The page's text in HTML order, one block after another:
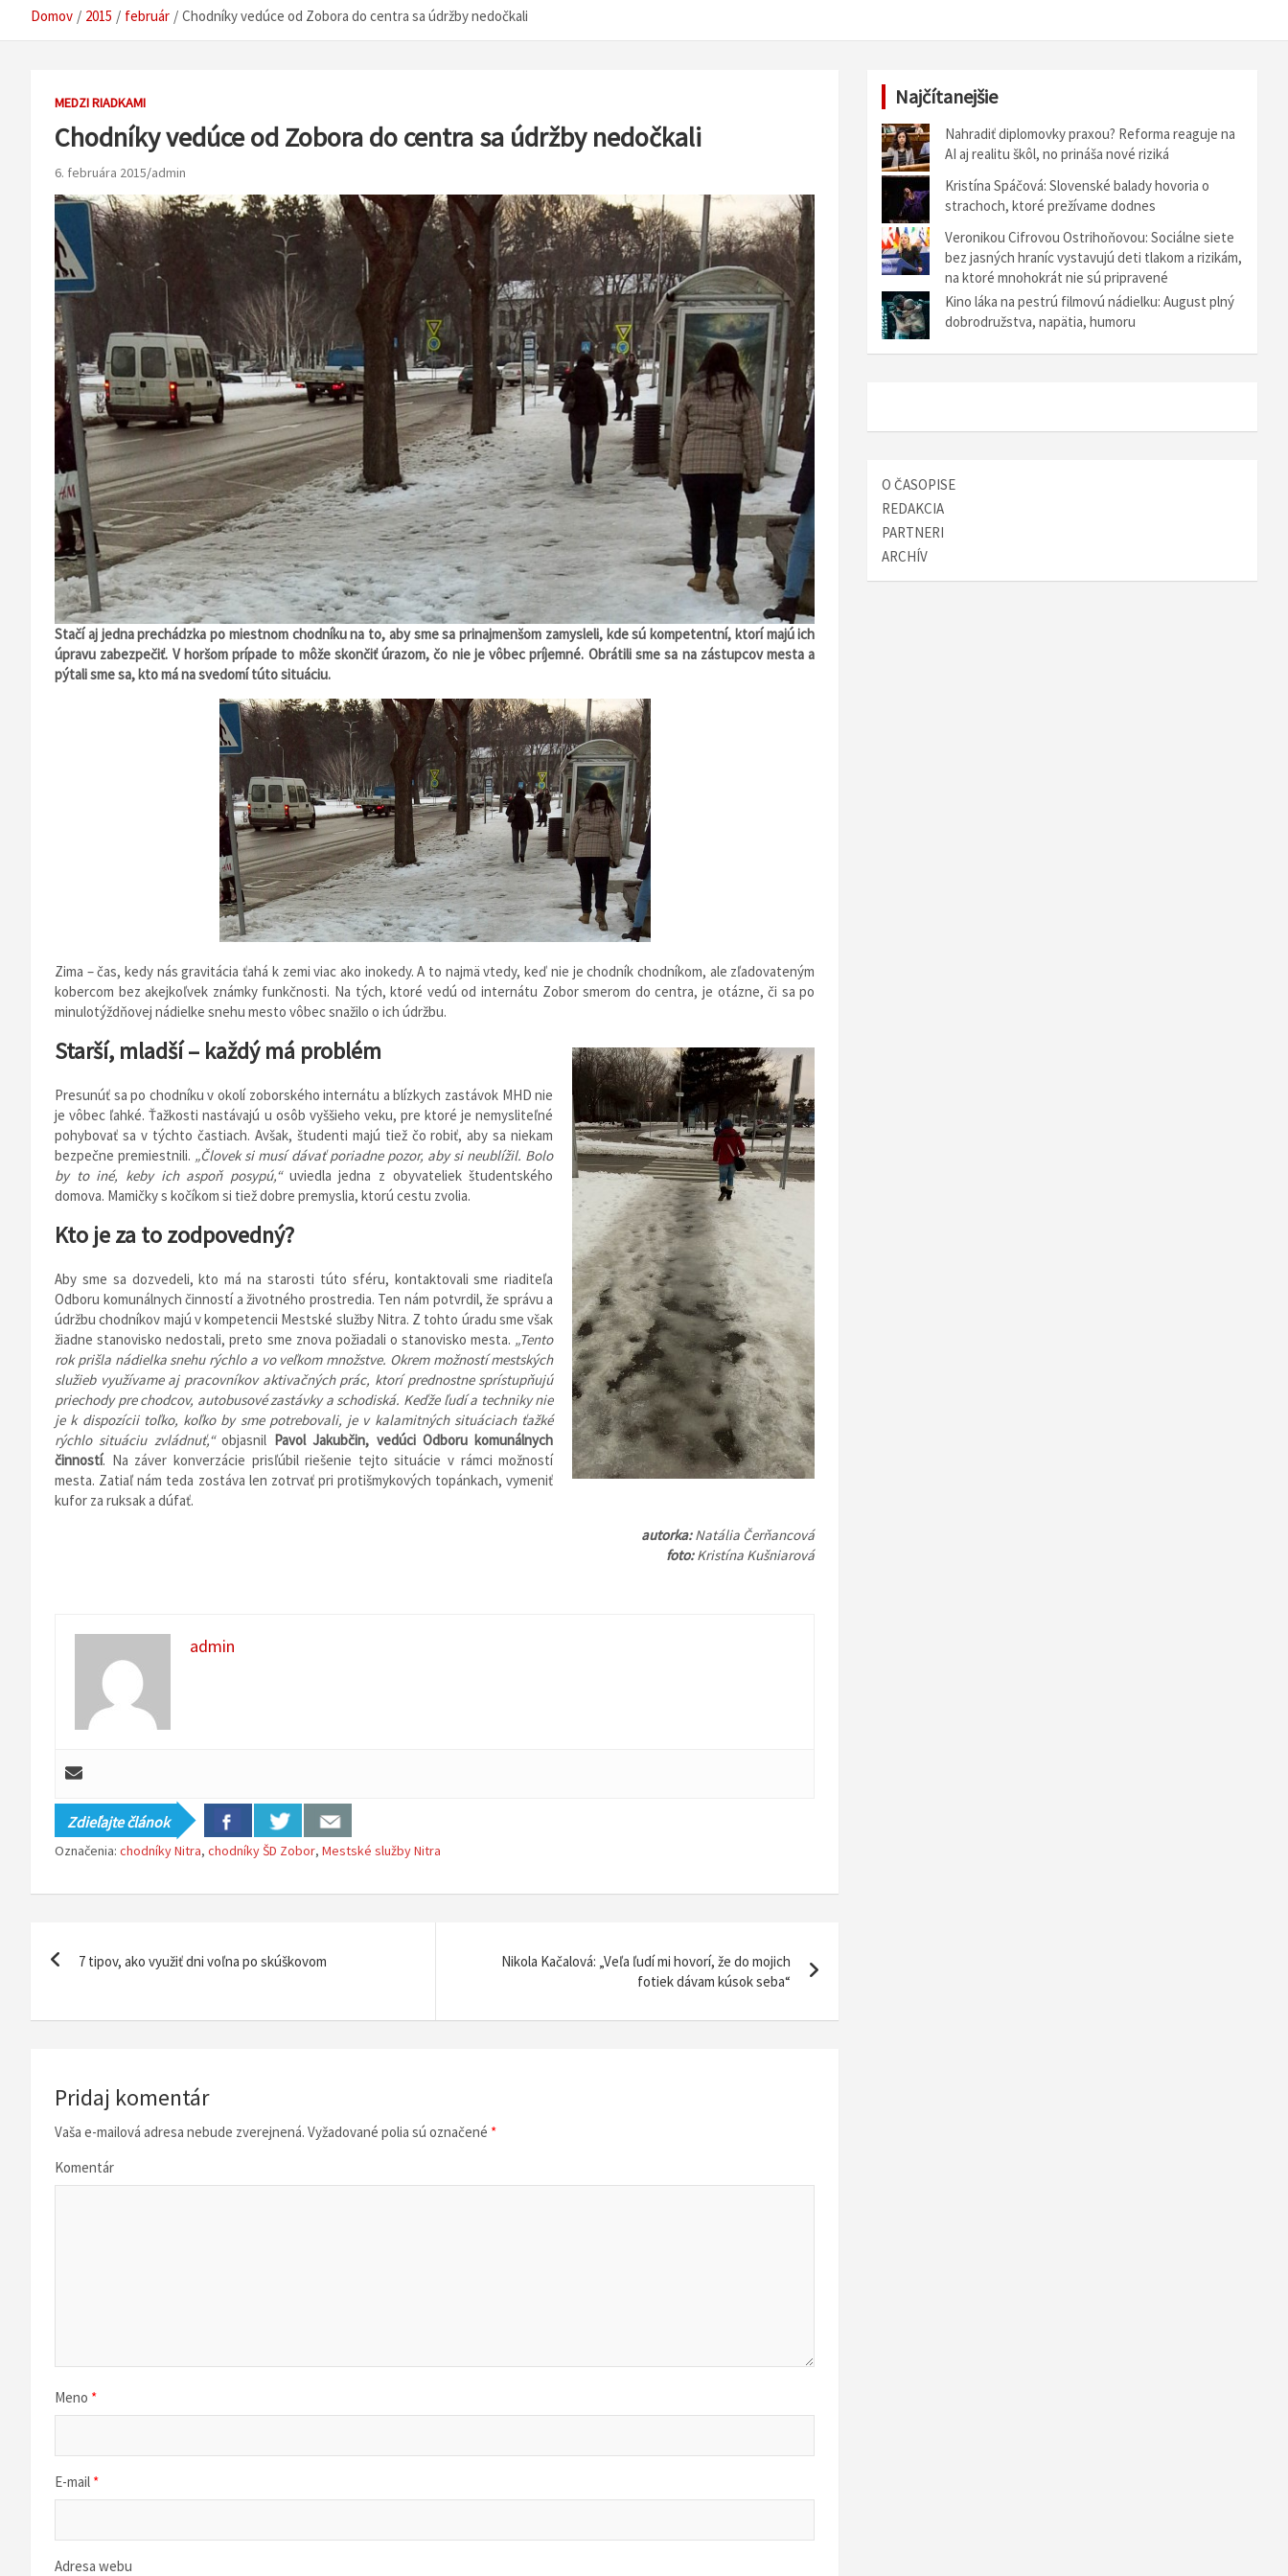
Domov 2015 február Chodníky vedúce od Zobora do centra sa údržby nedočkali
MEDZI RIADKAMI
Chodníky vedúce od Zobora do centra sa údržby nedočkali
6. februára 2015 admin
Stačí aj jedna prechádzka po miestnom chodníku na to, aby sme sa prinajmenšom zamysleli, kde sú kompetentní, ktorí majú ich
úpravu zabezpečiť. V horšom prípade to môže skončiť úrazom, čo nie je vôbec príjemné. Obrátili sme sa na zástupcov mesta a
pýtali sme sa, kto má na svedomí túto situáciu.
Zima – čas, kedy nás gravitácia ťahá k zemi viac ako inokedy. A to najmä vtedy, keď nie je chodník chodníkom, ale zľadovateným
kobercom bez akejkoľvek známky funkčnosti. Na tých, ktoré vedú od internátu Zobor smerom do centra, je otázne, či sa po
minulotýždňovej nádielke snehu mesto vôbec snažilo o ich údržbu.
Starší, mladší – každý má problém
Presunúť sa po chodníku v okolí zoborského internátu a blízkych zastávok MHD nie
je vôbec ľahké. Ťažkosti nastávajú u osôb vyššieho veku, pre ktoré je nemysliteľné
pohybovať sa v týchto častiach. Avšak, študenti majú tiež čo robiť, aby sa niekam
bezpečne premiestnili. „Človek si musí dávať poriadne pozor, aby si neublížil. Bolo
by to iné, keby ich aspoň posypú,“uviedla jedna z obyvateliek študentského
domova. Mamičky s kočíkom si tiež dobre premyslia, ktorú cestu zvolia.
Kto je za to zodpovedný?
Aby sme sa dozvedeli, kto má na starosti túto sféru, kontaktovali sme riaditeľa
Odboru komunálnych činností a životného prostredia. Ten nám potvrdil, že správu a
údržbu chodníkov majú v kompetencii Mestské služby Nitra. Z tohto úradu sme však
žiadne stanovisko nedostali, preto sme znova požiadali o stanovisko mesta. „Tento
rok prišla nádielka snehu rýchlo a vo veľkom množstve. Okrem možností mestských
služieb využívame aj pracovníkov aktivačných prác, ktorí prednostne sprístupňujú
priechody pre chodcov, autobusové zastávky a schodiská. Keďže ľudí a techniky nie
je k dispozícii toľko, koľko by sme potrebovali, je v kalamitných situáciach ťažké
rýchlo situáciu zvládnuť,“objasnil Pavol Jakubčin, vedúci Odboru komunálnych
činností. Na záver konverzácie prisľúbil riešenie tejto situácie v rámci možností
mesta. Zatiaľ nám teda zostáva len zotrvať pri protišmykových topánkach, vymeniť
kufor za ruksak a dúfať.
autorka:Natália Čerňancová
foto:Kristína Kušniarová
admin
Zdieľajte článok
Označenia: chodníky Nitra, chodníky ŠD Zobor, Mestské služby Nitra
v
7 tipov, ako využiť dni voľna po skúškovom
Nikola Kačalová: „Veľa ľudí mi hovorí, že do mojich
fotiek dávam kúsok seba“
Pridaj komentár
Vaša e-mailová adresa nebude zverejnená. Vyžadované polia sú označené *
Komentár
Meno *
E-mail *
Adresa webu
Najčítanejšie
Nahradiť diplomovky praxou? Reforma reaguje na
AI aj realitu škôl, no prináša nové riziká
Kristína Spáčová: Slovenské balady hovoria o
strachoch, ktoré prežívame dodnes
Veronikou Cifrovou Ostrihoňovou: Sociálne siete
bez jasných hraníc vystavujú deti tlakom a rizikám,
na ktoré mnohokrát nie sú pripravené
Kino láka na pestrú filmovú nádielku: August plný
dobrodružstva, napätia, humoru
O ČASOPISE
REDAKCIA
PARTNERI
ARCHÍV